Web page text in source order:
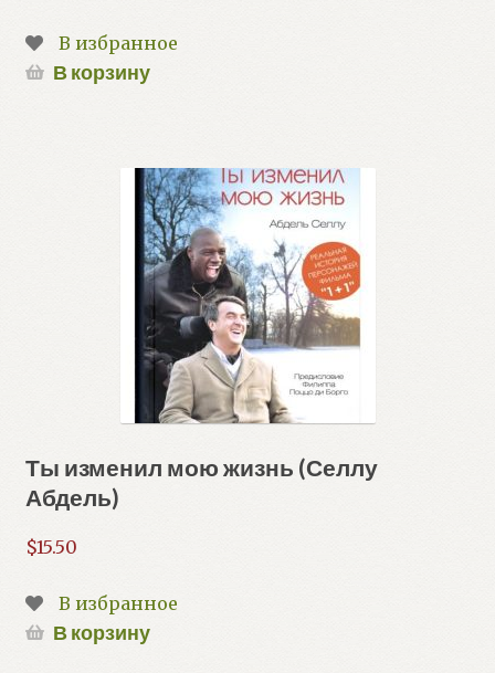
В избранное
В корзину
Ты изменил мою жизнь (Селлу
Абдель)
$15.50
В избранное
В корзину